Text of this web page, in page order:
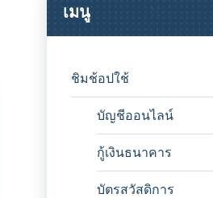
เมนู
ชิมช้อปใช้
บัญชีออนไลน์
กู้เงินธนาคาร
บัตรสวัสดิการ